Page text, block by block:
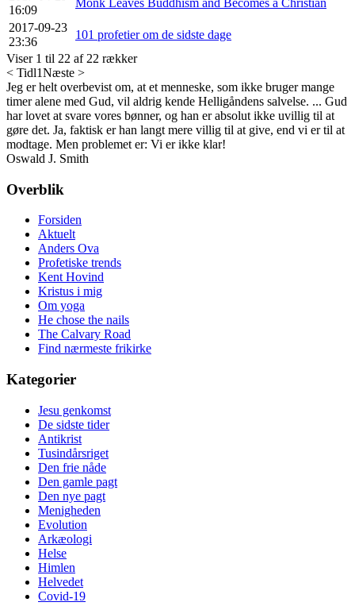
16:09
Monk Leaves Buddhism and Becomes a Christian
2017-09-23
23:36
101 profetier om de sidste dage
Viser 1 til 22 af 22 rækker
< Tidl1Næste >
Jeg er helt overbevist om, at et menneske, som ikke bruger mange
timer alene med Gud, vil aldrig kende Helligåndens salvelse. ... Gud
har lovet at svare vores bønner, og han er absolut ikke uvillig til at
gøre det. Ja, faktisk er han langt mere villig til at give, end vi er til at
modtage. Men problemet er: Vi er ikke klar!
Oswald J. Smith
Overblik
Forsiden
Aktuelt
Anders Ova
Profetiske trends
Kent Hovind
Kristus i mig
Om yoga
He chose the nails
The Calvary Road
Find nærmeste frikirke
Kategorier
Jesu genkomst
De sidste tider
Antikrist
Tusindårsriget
Den frie nåde
Den gamle pagt
Den nye pagt
Menigheden
Evolution
Arkæologi
Helse
Himlen
Helvedet
Covid-19